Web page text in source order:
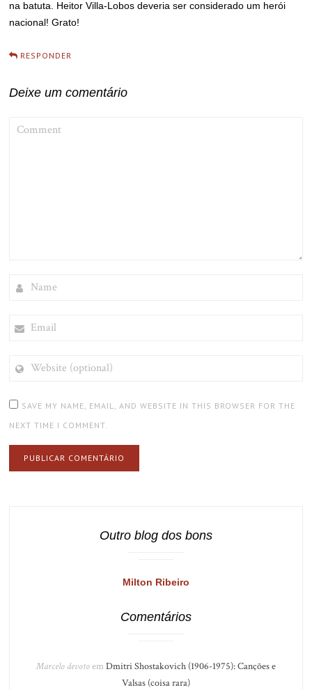
na batuta. Heitor Villa-Lobos deveria ser considerado um herói
nacional! Grato!
RESPONDER
Deixe um comentário
(OPTIONAL)
SAVE MY NAME, EMAIL, AND WEBSITE IN THIS BROWSER FOR THE
NEXT TIME I COMMENT.
Outro blog dos bons
Milton Ribeiro
Comentários
Marcelo devotoem Dmitri Shostakovich (1906-1975): Canções e
Valsas (coisa rara)